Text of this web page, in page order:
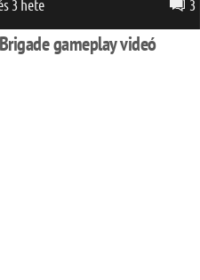
3 hete
3
gameplay videó